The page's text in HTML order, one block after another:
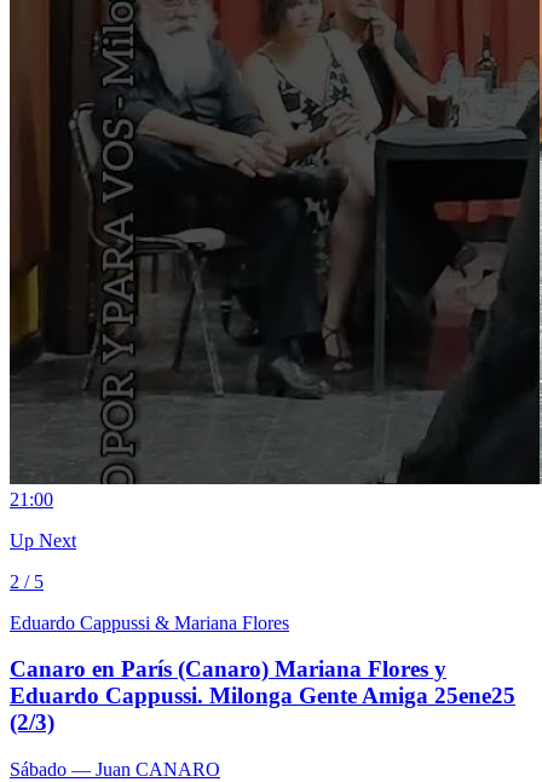
21:00
Up Next
2 / 5
Eduardo Cappussi & Mariana Flores
Canaro en París (Canaro) Mariana Flores y
Eduardo Cappussi. Milonga Gente Amiga 25ene25
(2/3)
Sábado — Juan CANARO